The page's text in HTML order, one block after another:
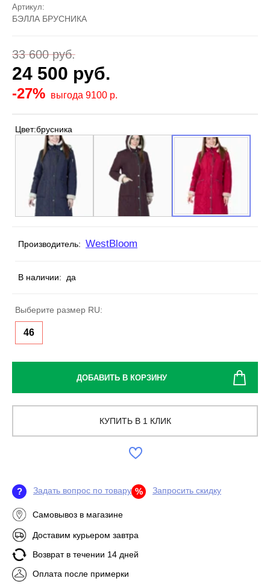
Артикул:
БЭЛЛА БРУСНИКА
33 600руб.
24 500 руб.
-27% выгода 9100 р.
Цвет:брусника
Производитель: WestBloom
В наличии: да
Выберите размер RU:
46
ДОБАВИТЬ В КОРЗИНУ
КУПИТЬ В 1 КЛИК
? Задать вопрос по товару % Запросить скидку
Самовывоз в магазине
Доставим курьером завтра
Возврат в течении 14 дней
Оплата после примерки